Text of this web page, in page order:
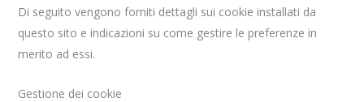
Di seguito vengono forniti dettagli sui cookie installati da
questo sito e indicazioni su come gestire le preferenze in
merito ad essi.
Gestione dei cookie